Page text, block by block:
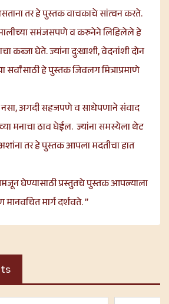
तर हे पुस्तक वाचकाचे सांत्वन करते.
समंजसपणे व करुनेने लिहिलेले हे
कब्जा घेते. ज्यांना दु:खाशी, वेदनांशी दोन
सर्वांसाठी हे पुस्तक जिवलग मित्राप्रमाणे
नसा, अगदी सहजपणे व साधेपणाने संवाद
मनाचा ठाव घेईल. ज्यांना समस्येला थेट
अशांना तर हे पुस्तक आपला मदतीचा हात
घेण्यासाठी प्रस्तुतचे पुस्तक आपल्याला
मार्ग दर्शवते. ”